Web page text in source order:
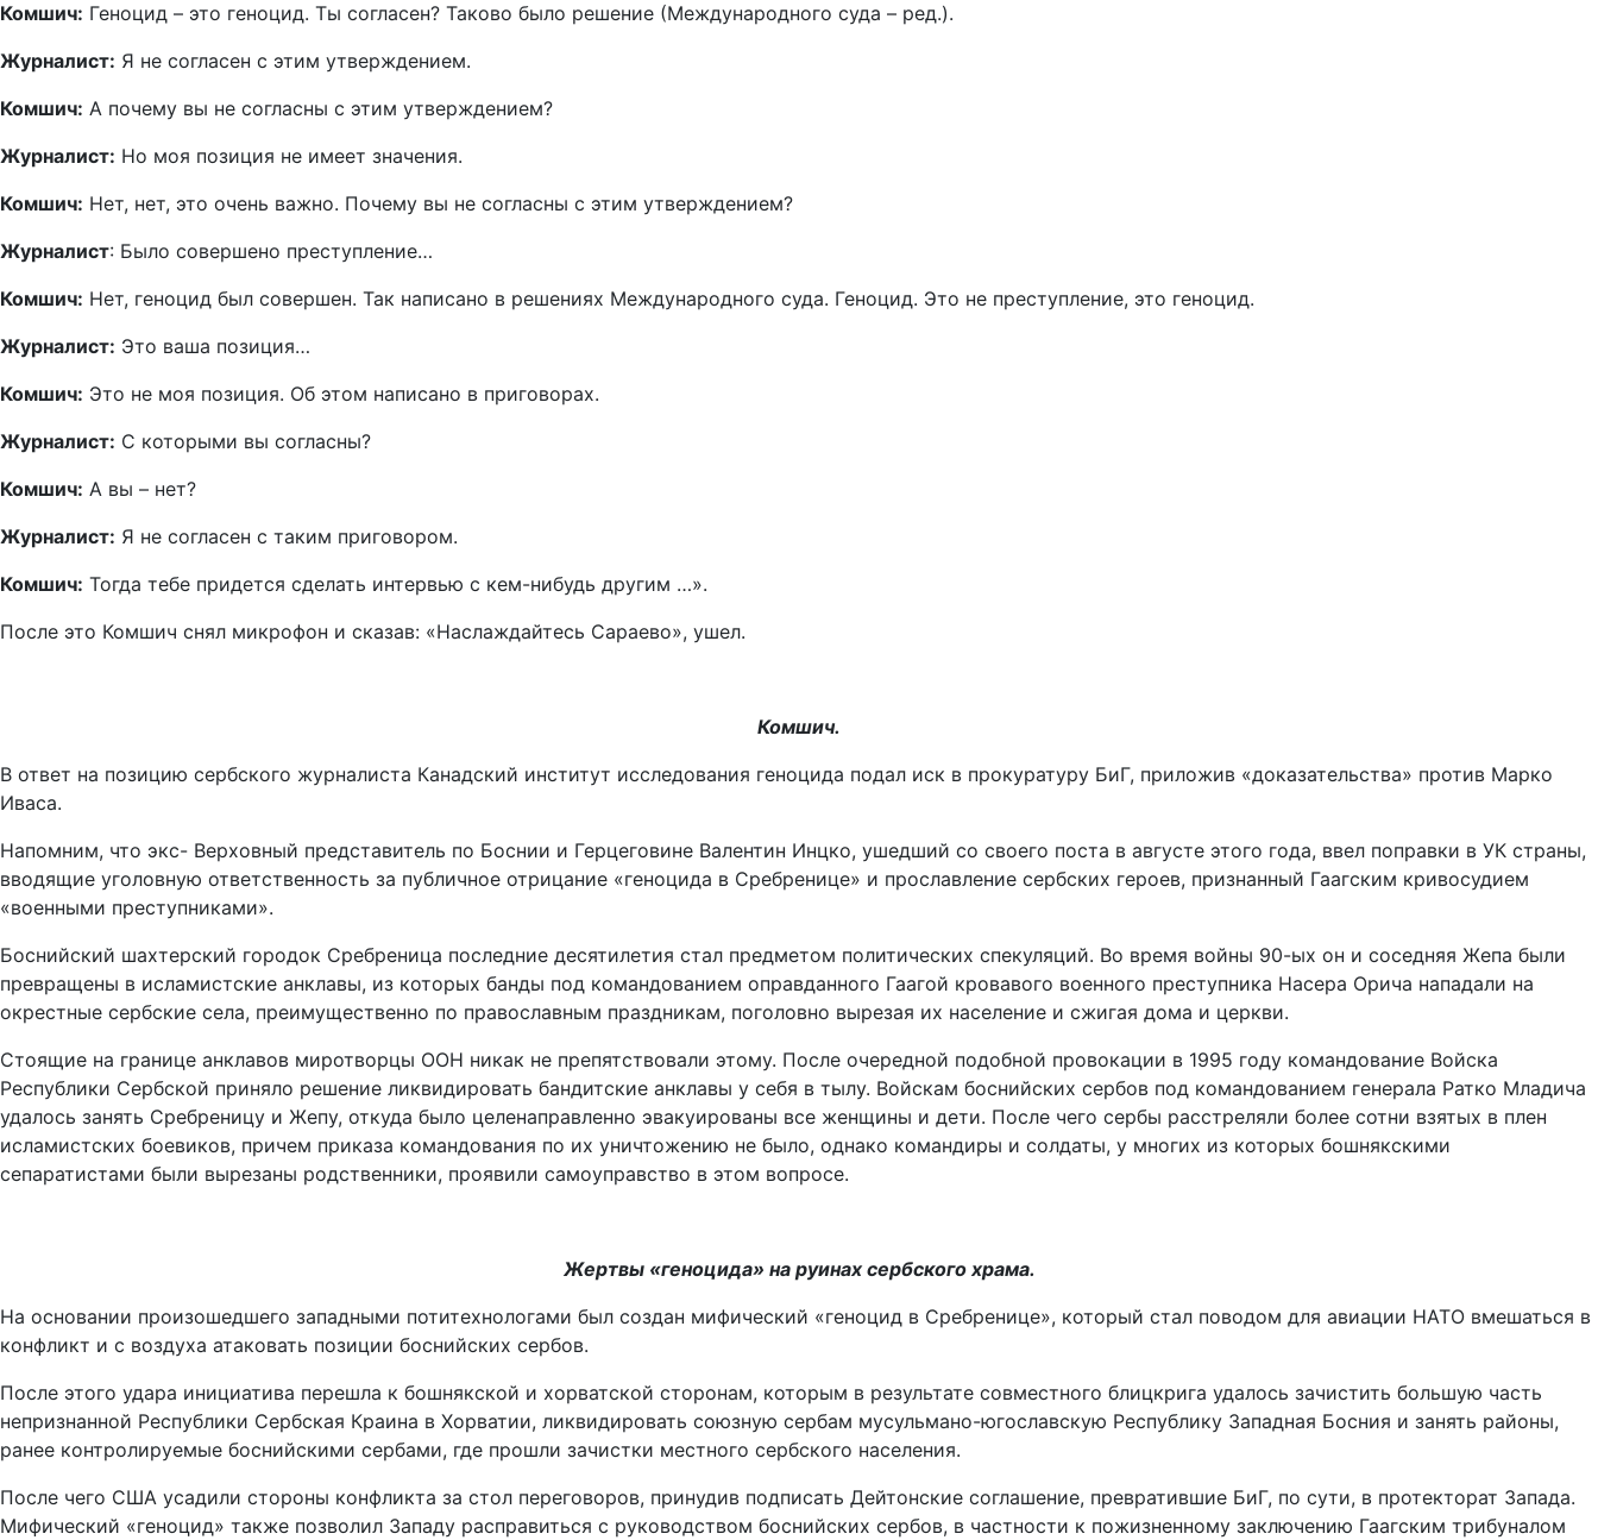
Комшич: Геноцид – это геноцид. Ты согласен? Таково было решение (Международного суда – ред.).
Журналист: Я не согласен с этим утверждением.
Комшич: А почему вы не согласны с этим утверждением?
Журналист: Но моя позиция не имеет значения.
Комшич: Нет, нет, это очень важно. Почему вы не согласны с этим утверждением?
Журналист: Было совершено преступление…
Комшич: Нет, геноцид был совершен. Так написано в решениях Международного суда. Геноцид. Это не преступление, это геноцид.
Журналист: Это ваша позиция…
Комшич: Это не моя позиция. Об этом написано в приговорах.
Журналист: С которыми вы согласны?
Комшич: А вы – нет?
Журналист: Я не согласен с таким приговором.
Комшич: Тогда тебе придется сделать интервью с кем-нибудь другим …».
После это Комшич снял микрофон и сказав: «Наслаждайтесь Сараево», ушел.
Комшич.
В ответ на позицию сербского журналиста Канадский институт исследования геноцида подал иск в прокуратуру БиГ, приложив «доказательства» против Марко
Иваса.
Напомним, что экс- Верховный представитель по Боснии и Герцеговине Валентин Инцко, ушедший со своего поста в августе этого года, ввел поправки в УК страны,
вводящие уголовную ответственность за публичное отрицание «геноцида в Сребренице» и прославление сербских героев, признанный Гаагским кривосудием
«военными преступниками».
Боснийский шахтерский городок Сребреница последние десятилетия стал предметом политических спекуляций. Во время войны 90-ых он и соседняя Жепа были
превращены в исламистские анклавы, из которых банды под командованием оправданного Гаагой кровавого военного преступника Насера Орича нападали на
окрестные сербские села, преимущественно по православным праздникам, поголовно вырезая их население и сжигая дома и церкви.
Стоящие на границе анклавов миротворцы ООН никак не препятствовали этому. После очередной подобной провокации в 1995 году командование Войска
Республики Сербской приняло решение ликвидировать бандитские анклавы у себя в тылу. Войскам боснийских сербов под командованием генерала Ратко Младича
удалось занять Сребреницу и Жепу, откуда было целенаправленно эвакуированы все женщины и дети. После чего сербы расстреляли более сотни взятых в плен
исламистских боевиков, причем приказа командования по их уничтожению не было, однако командиры и солдаты, у многих из которых бошнякскими
сепаратистами были вырезаны родственники, проявили самоуправство в этом вопросе.
Жертвы «геноцида» на руинах сербского храма.
На основании произошедшего западными потитехнологами был создан мифический «геноцид в Сребренице», который стал поводом для авиации НАТО вмешаться в
конфликт и с воздуха атаковать позиции боснийских сербов.
После этого удара инициатива перешла к бошнякской и хорватской сторонам, которым в результате совместного блицкрига удалось зачистить большую часть
непризнанной Республики Сербская Краина в Хорватии, ликвидировать союзную сербам мусульмано-югославскую Республику Западная Босния и занять районы,
ранее контролируемые боснийскими сербами, где прошли зачистки местного сербского населения.
После чего США усадили стороны конфликта за стол переговоров, принудив подписать Дейтонские соглашение, превратившие БиГ, по сути, в протекторат Запада.
Мифический «геноцид» также позволил Западу расправиться с руководством боснийских сербов, в частности к пожизненному заключению Гаагским трибуналом